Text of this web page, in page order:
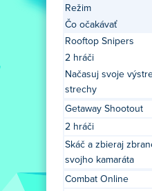
Režim
Čo očakávať
Rooftop Snipers
2 hráči
Načasuj svoje
strechy
Getaway Shootout
2 hráči
Skáč a zbieraj
svojho kamaráta
Combat Online